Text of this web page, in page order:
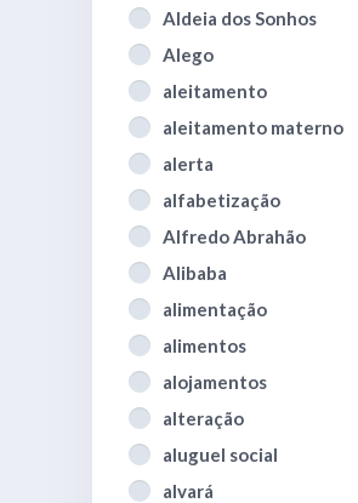
Aldeia dos Sonhos
Alego
aleitamento
aleitamento materno
alerta
alfabetização
Alfredo Abrahão
Alibaba
alimentação
alimentos
alojamentos
alteração
aluguel social
alvará